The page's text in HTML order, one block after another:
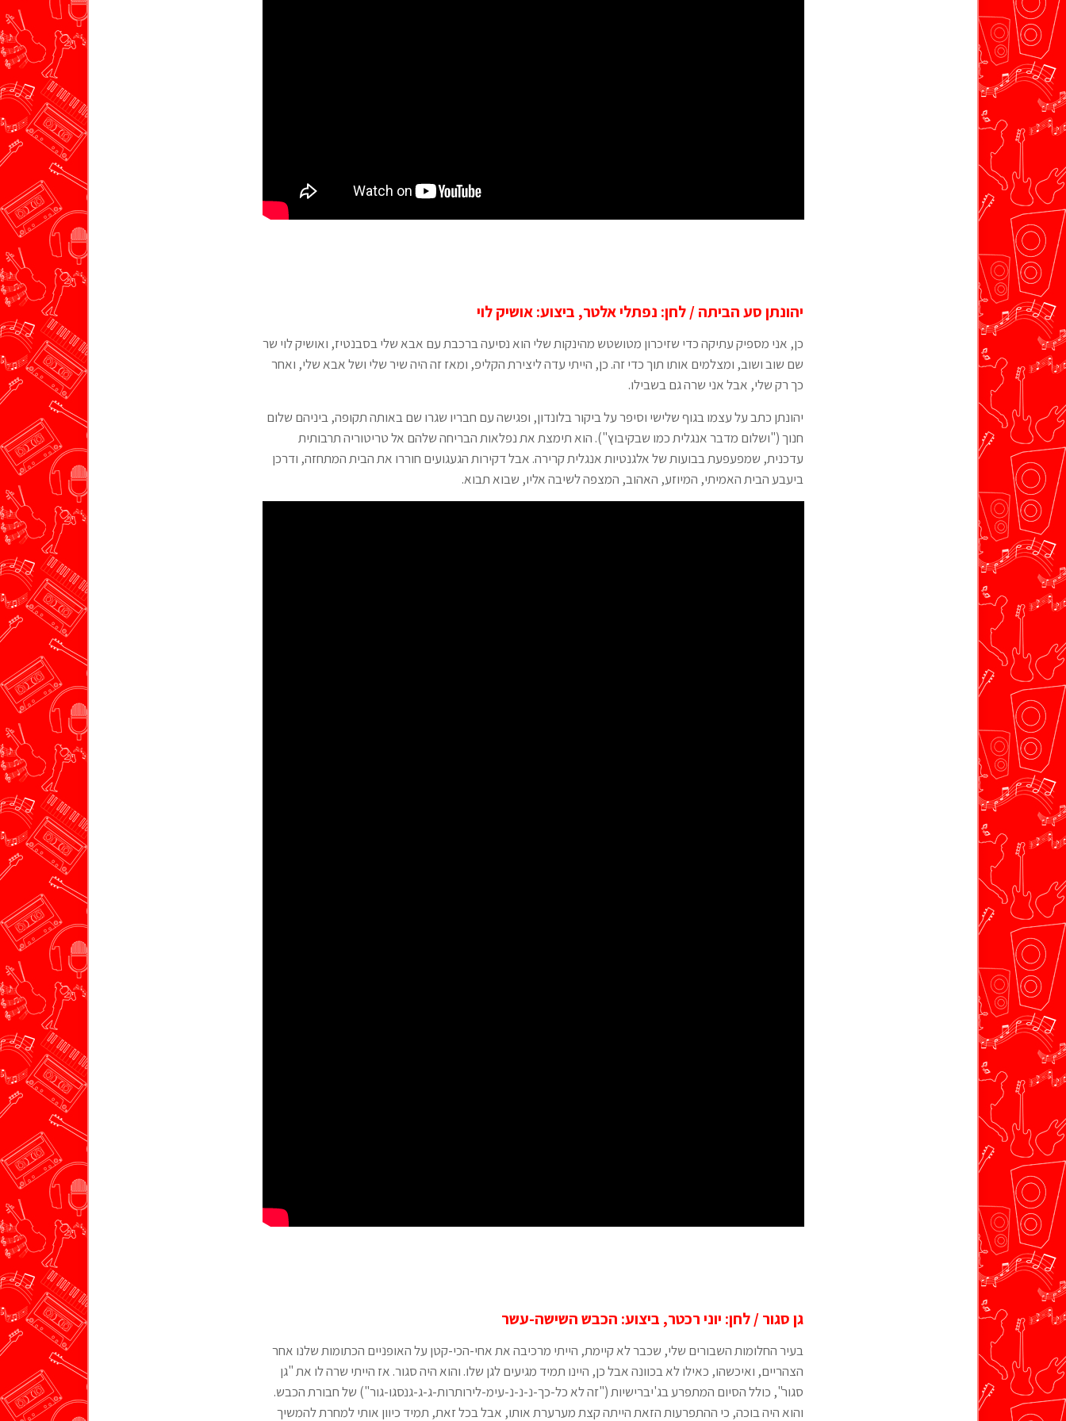
יהונתן סע הביתה / לחן: נפתלי אלטר, ביצוע: אושיק לוי
כן, אני מספיק עתיקה כדי שזיכרון מטושטש מהינקות שלי הוא נסיעה ברכבת עם אבא שלי בסבנטיז, ואושיק לוי שר
שם שוב ושוב, ומצלמים אותו תוך כדי זה. כן, הייתי עדה ליצירת הקליפ, ומאז זה היה שיר שלי ושל אבא שלי, ואחר
כך רק שלי, אבל אני שרה גם בשבילו.
יהונתן כתב על עצמו בגוף שלישי וסיפר על ביקור בלונדון, ופגישה עם חבריו שגרו שם באותה תקופה, ביניהם שלום
חנוך ("ושלום מדבר אנגלית כמו שבקיבוץ"). הוא תימצת את נפלאות הבריחה שלהם אל טריטוריה תרבותית
עדכנית, שמפעפעת בבועות של אלגנטיות אנגלית קרירה. אבל דקירות הגעגועים חוררו את הבית המתחזה, ודרכן
ביעבע הבית האמיתי, המיוזע, האהוב, המצפה לשיבה אליו, שבוא תבוא.
גן סגור / לחן: יוני רכטר, ביצוע: הכבש השישה-עשר
בעיר החלומות השבורים שלי, שכבר לא קיימת, הייתי מרכיבה את אחי-הכי-קטן על האופניים הכתומות שלנו אחר
הצהריים, ואיכשהו, כאילו לא בכוונה אבל כן, היינו תמיד מגיעים לגן שלו. והוא היה סגור. אז הייתי שרה לו את "גן
סגור", כולל הסיום המתפרע בג'יברישיות ("זה לא כל-כך-נ-נ-נ-עימ-לירותרות-ג-ג-גנסגו-גור") של חבורת הכבש.
והוא היה בוכה, כי ההתפרעות הזאת הייתה קצת מערערת אותו, אבל בכל זאת, תמיד כיוון אותי למחרת להמשיך